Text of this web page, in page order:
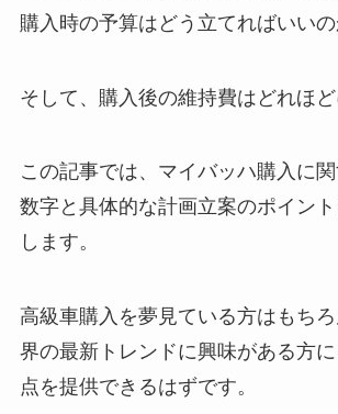
購入時の予算はどう立てればいいの
そして、購入後の維持費はどれほ
この記事では、マイバッハ購入に
数字と具体的な計画立案のポイン
します。
高級車購入を夢見ている方はもち
界の最新トレンドに興味がある方
点を提供できるはずです。